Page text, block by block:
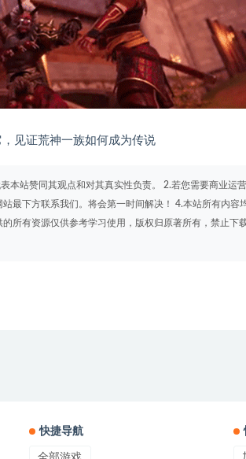
见证荒神一族如何成为传说
本站赞同其观点和对其真实性负责。 2.若您需要商业运
最下方联系我们。将会第一时间解决！ 4.本站所有内
所有资源仅供参考学习使用，版权归原著所有，禁止下
快捷导航